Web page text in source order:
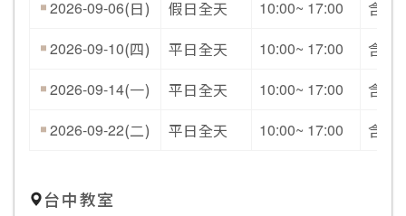
2026-09-06(日) 假日全天 10:00~ 17:00 含開
2026-09-10(四) 平日全天 10:00~ 17:00 含開
2026-09-14(一) 平日全天 10:00~ 17:00 含開
2026-09-22(二) 平日全天 10:00~ 17:00 含開
台中教室